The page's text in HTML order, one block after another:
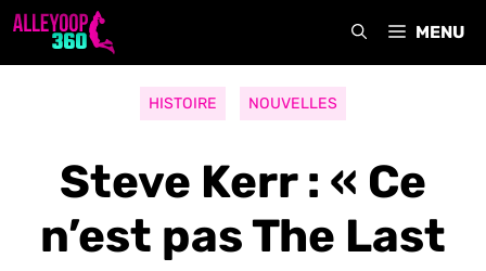
Aller
MENU
HISTOIRE NOUVELLES
Steve Kerr : « Ce
n’est pas The Last